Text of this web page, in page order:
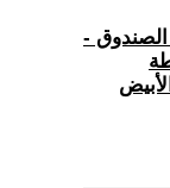
الصندوق -